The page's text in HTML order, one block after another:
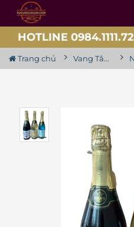
HOTLINE 0984.1111.72
Trang chủ Vang Tây Ban Nha